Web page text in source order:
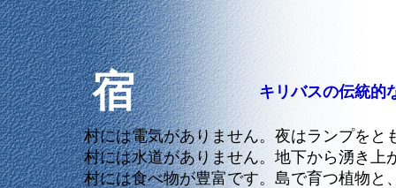
宿 キリバスの伝統的
村には電気がありません。夜はランプをと
村には水道がありません。地下から湧き上
村には食べ物が豊富です。島で育つ植物と